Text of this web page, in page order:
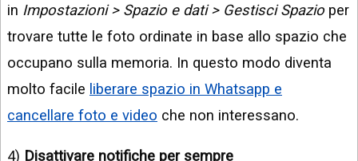
in Impostazioni > Spazio e dati > Gestisci Spazioper
trovare tutte le foto ordinate in base allo spazio che
occupano sulla memoria. In questo modo diventa
molto facile liberare spazio in Whatsapp e
cancellare foto e video che non interessano.
4) Disattivare notifiche per sempre